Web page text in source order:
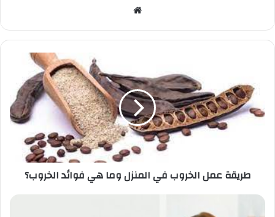
الخروب
المنزل
طريقة عمل الخروب في المنزل وما هي فوائد الخروب؟
أهم